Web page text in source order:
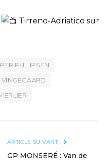
Tirreno-Adriatico sur
PHILIPSEN
ARTICLE SUIVANT
GP MONSERÉ : Van de